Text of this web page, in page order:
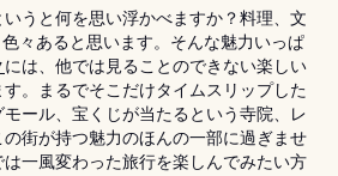
うと何を思い浮かべますか？料理、文
々あると思います。そんな魅力いっぱ
には、他では見ることのできない楽しい
。まるでそこだけタイムスリップした
ール、宝くじが当たるという寺院、レ
の街が持つ魅力のほんの一部に過ぎませ
一風変わった旅行を楽しんでみたい方